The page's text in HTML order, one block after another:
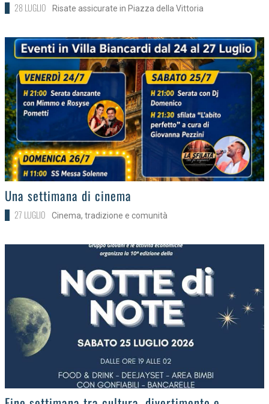
28 LUGLIO Risate assicurate in Piazza della Vittoria
>Una settimana di cinema
27 LUGLIO Cinema, tradizione e comunità
>